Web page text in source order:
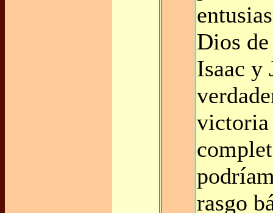
Dios
Isaac y
victoria
rasgo